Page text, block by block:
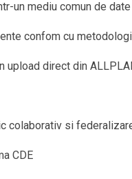
un mediu comun de
confom cu
upload direct din
colaborativ si
CDE